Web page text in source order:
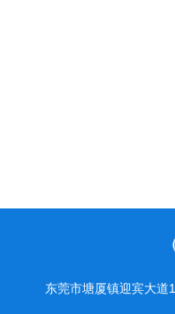
东莞市塘厦镇迎宾大道